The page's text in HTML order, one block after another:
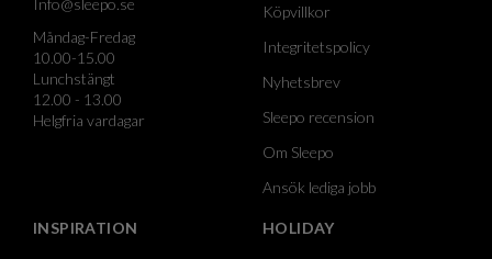
Info@sleepo.se
Måndag-Fredag
10.00-15.00
Lunchstängt
12.00 - 13.00
Helgfria vardagar
Köpvillkor
Integritetspolicy
Nyhetsbrev
Sleepo recension
Om Sleepo
Ansök lediga jobb
INSPIRATION HOLIDAY